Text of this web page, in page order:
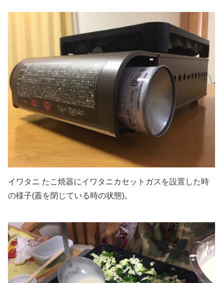
イワタニ たこ焼器にイワタニカセットガスを設置した時
の様子(蓋を閉じている時の状態)。